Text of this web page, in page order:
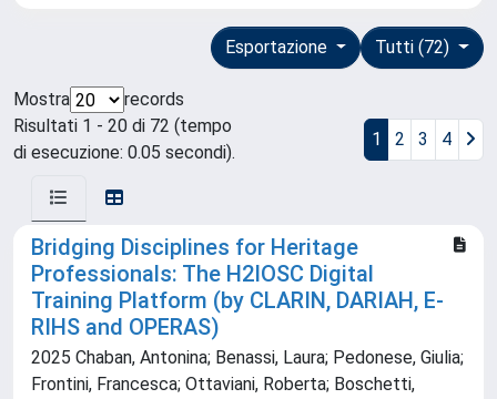
Tutti (72)
Esportazione
Mostra
records
Risultati 1 - 20 di 72 (tempo
di esecuzione: 0.05 secondi).
1 2 3 4
Bridging Disciplines for Heritage
Professionals: The H2IOSC Digital
Training Platform (by CLARIN, DARIAH, E-
RIHS and OPERAS)
2025 Chaban, Antonina; Benassi, Laura; Pedonese, Giulia;
Frontini, Francesca; Ottaviani, Roberta; Boschetti,